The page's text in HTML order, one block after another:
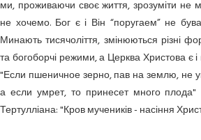
ми, проживаючи своє життя, зрозуміти не
не хочемо. Бог є і Він “поругаем” не
Минають тисячоліття, змінюються різні
та богоборчі режими, а Церква Христова є
"Если пшеничное зерно, пав на землю, не
а если умрет, то принесет много плода"
Тертулліана: "Кров мучеників - насіння